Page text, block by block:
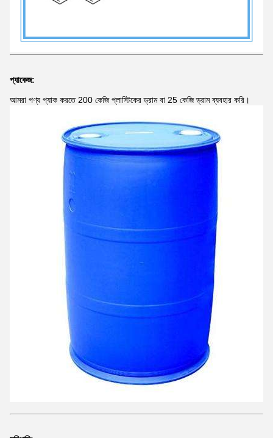
প্যাকেজ:
আমরা পণ্য প্যাক করতে 200 কেজি প্লাস্টিকের ড্রাম বা 25 কেজি ড্রাম ব্যবহার করি।